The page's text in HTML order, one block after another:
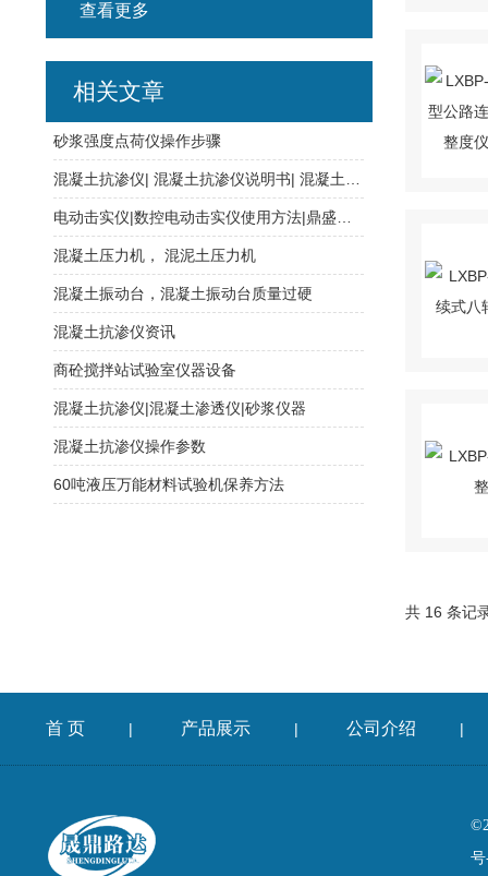
共 16 条记
查看更多
相关文章
砂浆强度点荷仪操作步骤
混凝土压力机， 混泥土压力机
混凝土振动台，混凝土振动台质量过硬
混凝土抗渗仪资讯
商砼搅拌站试验室仪器设备
混凝土抗渗仪|混凝土渗透仪|砂浆仪器
混凝土抗渗仪操作参数
60吨液压万能材料试验机保养方法
首 页 | 产品展示 | 公司介绍 |
号